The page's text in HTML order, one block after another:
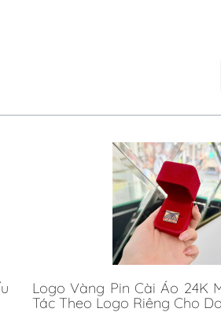
Logo Vàng Pin Cài Áo 24K
Tác Theo Logo Riêng Cho